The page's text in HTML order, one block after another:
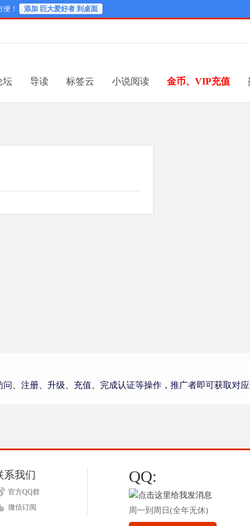
！ 添加 巨大爱好者 到桌面
坛 导读 标签云 小说阅读 金币、VIP充值
、注册、升级、充值、完成认证等操作，推广者即可获取对应
系我们
官方QQ群
微信订阅
QQ:
周一到周日(全年无休)